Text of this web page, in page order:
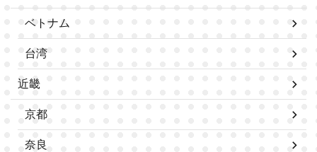
ベトナム
台湾
近畿
京都
奈良